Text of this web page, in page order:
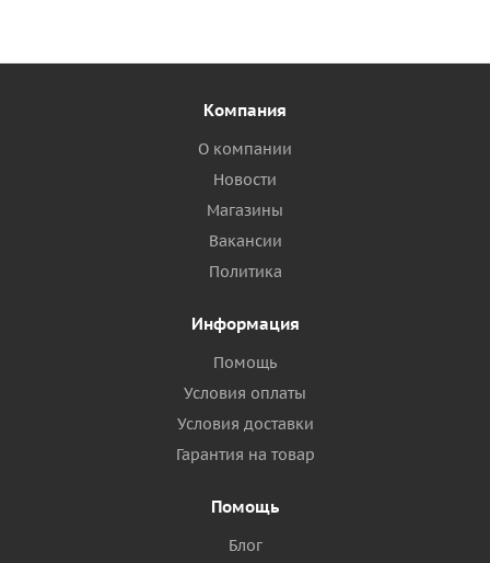
Компания
О компании
Новости
Магазины
Вакансии
Политика
Информация
Помощь
Условия оплаты
Условия доставки
Гарантия на товар
Помощь
Блог